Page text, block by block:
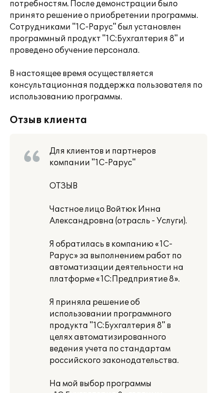
потребностям. После демонстрации было
принято решение о приобретении программы.
Сотрудниками "1С-Рарус" был установлен
программный продукт "1С:Бухгалтерия 8" и
проведено обучение персонала.
В настоящее время осуществляется
консультационная поддержка пользователя по
использованию программы.
Отзыв клиента
Для клиентов и партнеров
компании "1С-Рарус"
ОТЗЫВ
Частное лицо Войтюк Инна
Александровна (отрасль - Услуги).
Я обратилась в компанию «1С-
Рарус» за выполнением работ по
автоматизации деятельности на
платформе «1С:Предприятие 8».
Я приняла решение об
использовании программного
продукта "1С:Бухгалтерия 8" в
целях автоматизированного
ведения учета по стандартам
российского законодательства.
На мой выбор программы